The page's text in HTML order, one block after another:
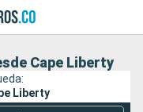
Cape Liberty
Liberty